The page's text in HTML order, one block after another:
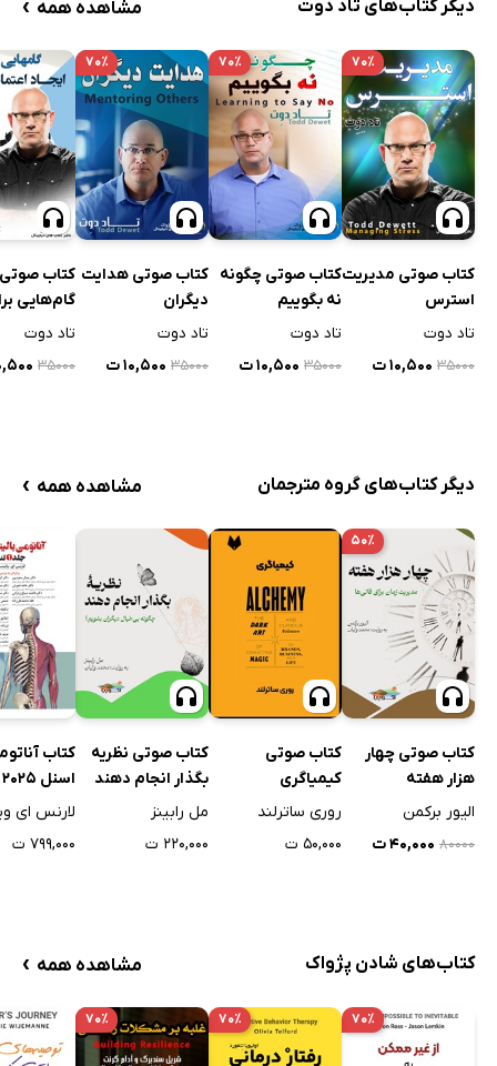
دیگر کتاب‌های تاد دوت مشاهده همه
۷۰٪
کتاب صوتی مدیریت
استرس
تاد دوت
۳۵۰۰۰ ۱۰,۵۰۰ ت
۷۰٪
کتاب صوتی چگونه
نه بگوییم
تاد دوت
۳۵۰۰۰ ۱۰,۵۰۰ ت
۷۰٪
کتاب صوتی هدایت
دیگران
تاد دوت
۳۵۰۰۰ ۱۰,۵۰۰ ت
کتاب صوتی
گام‌هایی
اعتماد
تاد دوت
۳۵۰۰۰
دیگر کتاب‌های گروه مترجمان مشاهده همه ›
۵۰٪
کتاب صوتی چهار
هزار هفته
الیور برکمن
۸۰۰۰۰ ۴۰,۰۰۰ ت
کتاب صوتی
کیمیاگری
روری ساترلند
۵۰,۰۰۰ ت
کتاب صوتی نظریه
بگذار انجام دهند
مل رابینز
۲۲۰,۰۰۰ ت
کتاب
اول
لارنس ای
۷۹۹,۰۰۰ ت
کتاب‌های شادن پژواک مشاهده همه ›
۷۰٪ ۷۰٪ ۷۰٪